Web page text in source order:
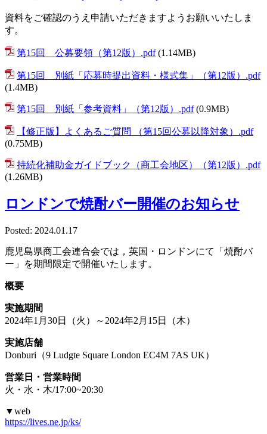
資料をご確認のうえ申請いただきますようお願いいたしま
す。
第15回 公募要領（第12版）.pdf(1.14MB)
第15回 別紙「応募時提出資料・様式集」（第12版）.pdf
(1.4MB)
第15回 別紙「参考資料」（第12版）.pdf(0.9MB)
【修正版】よくあるご質問 （第15回公募以降対象）.pdf
(0.75MB)
持続化補助金ガイドブック（商工会地区）（第12版）.pdf
(1.26MB)
ロンドンで焼酎バー開催のお知らせ
Posted: 2024.01.17
鹿児島県商工会連合会では，英国・ロンドンにて「焼酎バ
ー」を期間限定で開催いたします。
概要
実施期間
2024年1月30日（火）～2024年2月15日（木）
実施店舗
Donburi（9 Ludgte Square London EC4M 7AS UK）
営業日・営業時間
火・水・木/17:00~20:30
▼web
https://lives.ne.jp/ks/